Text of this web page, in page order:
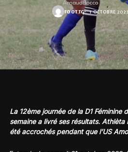
FOOT.TG 1 OCTOBRE 2023
La 12ème journée de la D1 Féminine
semaine a livré ses résultats.
été accrochés pendant que l’US